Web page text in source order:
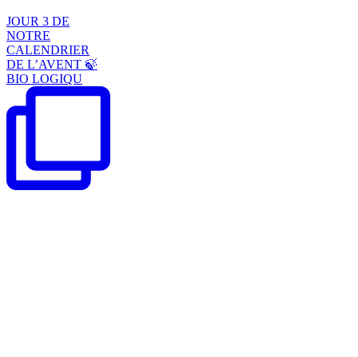
JOUR 3 DE
NOTRE
CALENDRIER
DE L’AVENT 🍃
BIO LOGIQU